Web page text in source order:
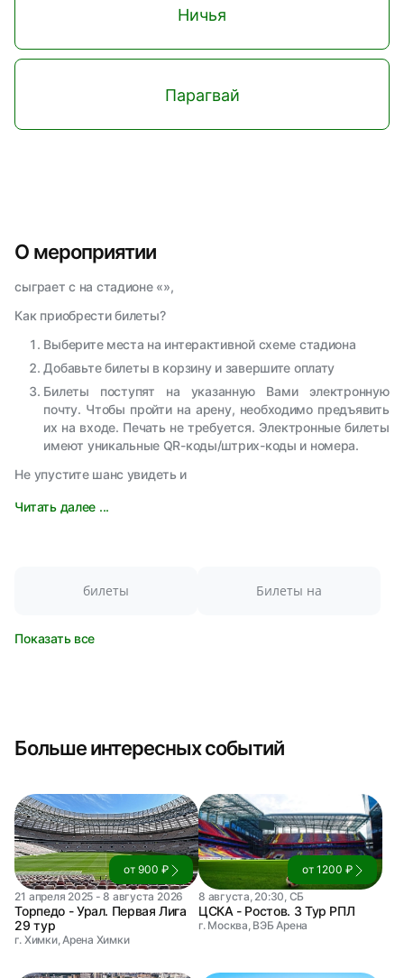
Ничья
Парагвай
О мероприятии
сыграет с на стадионе «»,
Как приобрести билеты?
Выберите места на интерактивной схеме стадиона
Добавьте билеты в корзину и завершите оплату
Билеты поступят на указанную Вами электронную
почту. Чтобы пройти на арену, необходимо предъявить
их на входе. Печать не требуется. Электронные билеты
имеют уникальные QR-коды/штрих-коды и номера.
Не упустите шанс увидеть и
Читать далее ...
билеты Билеты на
Показать все
Больше интересных событий
от 900 ₽
21 апреля 2025 - 8 августа 2026
Торпедо - Урал. Первая Лига
29 тур
г. Химки, Арена Химки
от 1200 ₽
8 августа, 20:30, СБ
ЦСКА - Ростов. 3 Тур РПЛ
г. Москва, ВЭБ Арена